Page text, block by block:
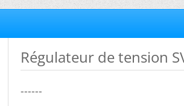
Régulateur de tension
------